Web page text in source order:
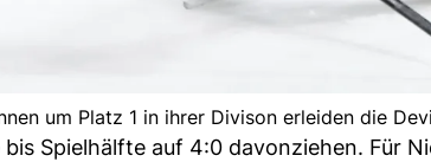
um Platz 1 in ihrer Divison erleiden die
Spielhälfte auf 4:0 davonziehen. Für